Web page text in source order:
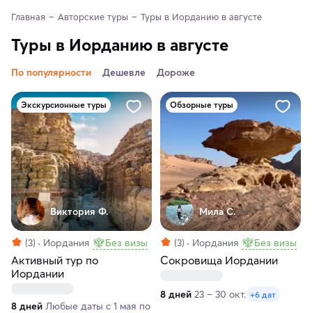
Главная Авторские туры Туры в Иорданию в августе
Туры в Иорданию в августе
По популярности Дешевле Дороже
Экскурсионные туры
Виктория Ф.
(3) Иордания Без визы
Активный тур по
Иордании
8 дней Любые даты с 1 мая по
Обзорные туры
Мила С.
(3) Иордания Без визы
Сокровища Иордании
8 дней 23 – 30 окт. +6 дат